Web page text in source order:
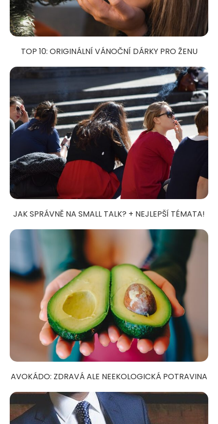
TOP 10: ORIGINÁLNÍ VÁNOČNÍ DÁRKY PRO ŽENU
JAK SPRÁVNĚ NA SMALL TALK? + NEJLEPŠÍ TÉMATA!
AVOKÁDO: ZDRAVÁ ALE NEEKOLOGICKÁ POTRAVINA